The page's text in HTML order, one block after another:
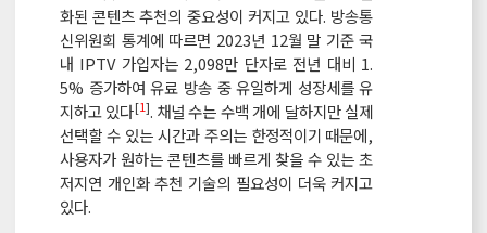
화된 콘텐츠 추천의 중요성이 커지고 있다. 방송통
신위원회 통계에 따르면 2023년 12월 말 기준 국
내 IPTV 가입자는 2,098만 단자로 전년 대비 1.
5% 증가하여 유료 방송 중 유일하게 성장세를 유
지하고 있다[1]. 채널 수는 수백 개에 달하지만 실제
선택할 수 있는 시간과 주의는 한정적이기 때문에,
사용자가 원하는 콘텐츠를 빠르게 찾을 수 있는 초
저지연 개인화 추천 기술의 필요성이 더욱 커지고
있다.